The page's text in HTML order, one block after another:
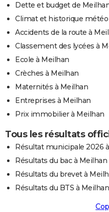
Dette et budget de
Climat et historique
Accidents de la route à
Classement des lycées à
Ecole à Meilhan
Crèches à Meilhan
Maternités à Meilhan
Entreprises à Meilhan
Prix immobilier à Meilhan
Tous les résultats
Résultat municipale 2026
Résultats du bac à Meilhan
Résultats du brevet à
Résultats du BTS à Meilhan